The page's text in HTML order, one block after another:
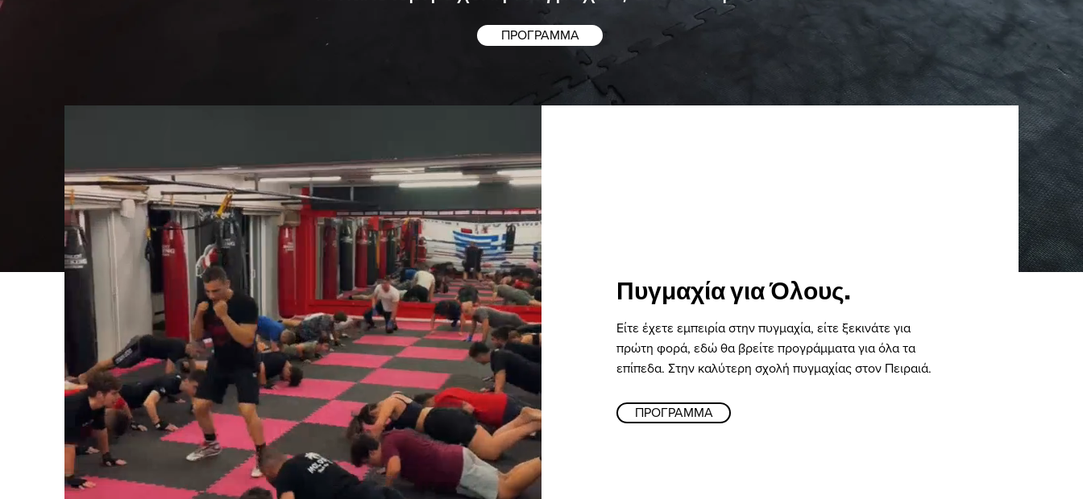
ΠΡΟΓΡΑΜΜΑ
Πυγμαχία για Όλους.
Είτε έχετε εμπειρία στην πυγμαχία, είτε ξεκινάτε για
πρώτη φορά, εδώ θα βρείτε προγράμματα για όλα τα
επίπεδα. Στην καλύτερη σχολή πυγμαχίας στον Πειραιά.
ΠΡΟΓΡΑΜΜΑ